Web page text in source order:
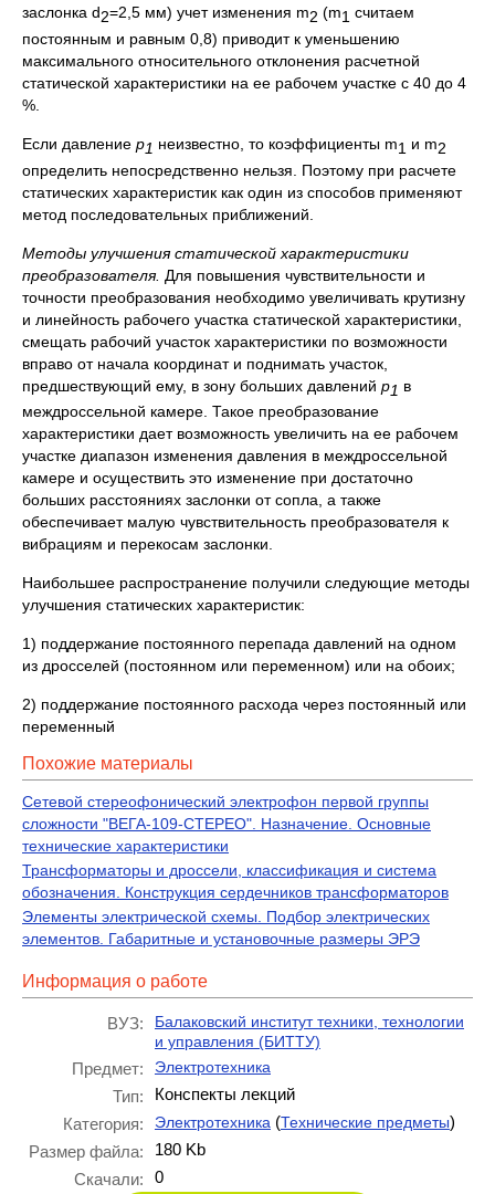
заслонка d2=2,5 мм) учет изменения m2 (m1 считаем
постоянным и равным 0,8) приводит к уменьшению
максимального относительного отклонения расчетной
статической характеристики на ее рабочем участке с 40 до 4
%.
Если давление p1 неизвестно, то коэффициенты m1 и m2
определить непосредственно нельзя. Поэтому при расчете
статических характеристик как один из способов применяют
метод последовательных приближений.
Методы улучшения статической характеристики
преобразователя. Для повышения чувствительности и
точности преобразования необходимо увеличивать крутизну
и линейность рабочего участка статической характеристики,
смещать рабочий участок характеристики по возможности
вправо от начала координат и поднимать участок,
предшествующий ему, в зону больших давлений p1 в
междроссельной камере. Такое преобразование
характеристики дает возможность увеличить на ее рабочем
участке диапазон изменения давления в междроссельной
камере и осуществить это изменение при достаточно
больших расстояниях заслонки от сопла, а также
обеспечивает малую чувствительность преобразователя к
вибрациям и перекосам заслонки.
Наибольшее распространение получили следующие методы
улучшения статических характеристик:
1) поддержание постоянного перепада давлений на одном
из дросселей (постоянном или переменном) или на обоих;
2) поддержание постоянного расхода через постоянный или
переменный
Похожие материалы
Сетевой стереофонический электрофон первой группы
сложности "ВЕГА-109-СТЕРЕО". Назначение. Основные
технические характеристики
Трансформаторы и дроссели, классификация и система
обозначения. Конструкция сердечников трансформаторов
Элементы электрической схемы. Подбор электрических
элементов. Габаритные и установочные размеры ЭРЭ
Информация о работе
ВУЗ:
Балаковский институт техники, технологии
и управления (БИТТУ)
Предмет: Электротехника
Тип:
Конспекты лекций
Категория:
Электротехника (Технические предметы)
Размер файла:
180 Kb
Скачали:
0